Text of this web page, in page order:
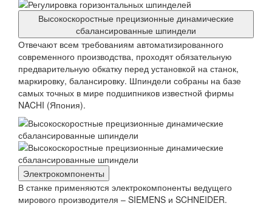
Высокоскоростные прецизионные динамические
сбалансированные шпиндели
Отвечают всем требованиям автоматизированного
современного производства, проходят обязательную
предварительную обкатку перед установкой на станок,
маркировку, балансировку. Шпиндели собраны на базе
самых точных в мире подшипников известной фирмы
NACHI (Япония).
Электрокомпоненты
В станке применяются электрокомпоненты ведущего
мирового производителя – SIEMENS и SCHNEIDER.